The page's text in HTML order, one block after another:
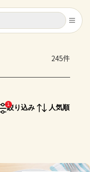
キャンセル
キャンセル
245件
1
絞り込み 人気順